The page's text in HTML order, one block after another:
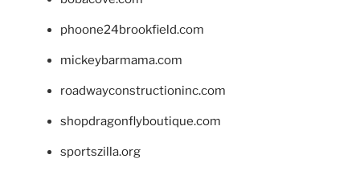
phoone24brookfield.com
mickeybarmama.com
roadwayconstructioninc.com
shopdragonflyboutique.com
sportszilla.org